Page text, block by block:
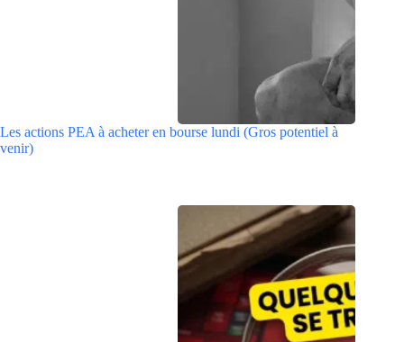
Les actions PEA à acheter en bourse lundi (Gros potentiel à
venir)